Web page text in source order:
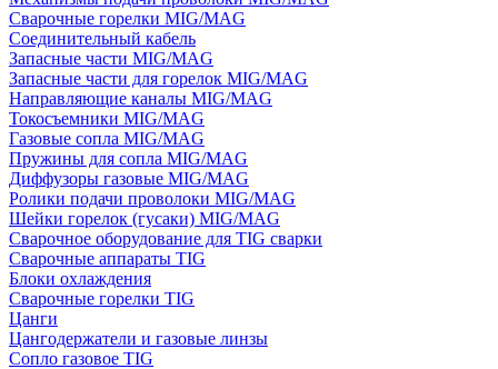
Сварочные горелки MIG/MAG
Соединительный кабель
Запасные части MIG/MAG
Запасные части для горелок MIG/MAG
Направляющие каналы MIG/MAG
Токосъемники MIG/MAG
Газовые сопла MIG/MAG
Пружины для сопла MIG/MAG
Диффузоры газовые MIG/MAG
Ролики подачи проволоки MIG/MAG
Шейки горелок (гусаки) MIG/MAG
Сварочное оборудование для TIG сварки
Сварочные аппараты TIG
Блоки охлаждения
Сварочные горелки TIG
Цанги
Цангодержатели и газовые линзы
Сопло газовое TIG